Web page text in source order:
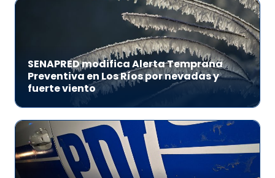
SENAPRED modifica Alerta Temprana
Preventiva en Los Ríos por nevadas y
fuerte viento